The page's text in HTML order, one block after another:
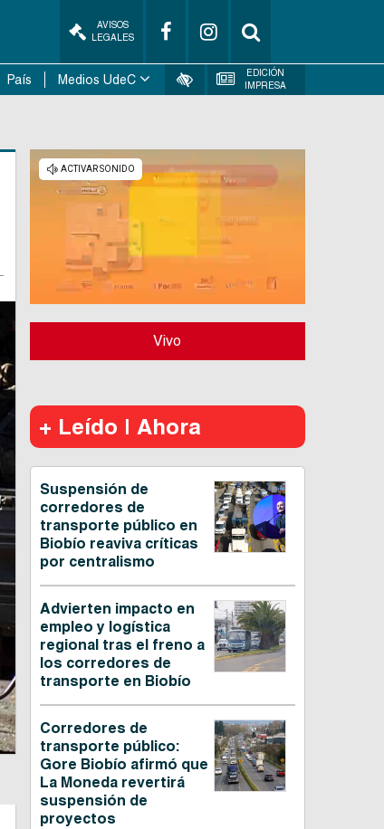
AVISOS
LEGALES
País Medios UdeC
EDICIÓN
IMPRESA
Vivo
+ Leído | Ahora
Suspensión de
corredores de
transporte público en
Biobío reaviva críticas
por centralismo
Advierten impacto en
empleo y logística
regional tras el freno a
los corredores de
transporte en Biobío
Corredores de
transporte público:
Gore Biobío afirmó que
La Moneda revertirá
suspensión de
proyectos